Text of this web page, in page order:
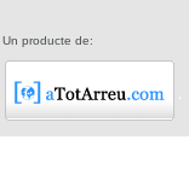
Un producte de: